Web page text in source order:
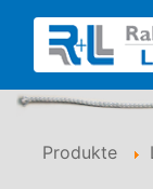
Produkte